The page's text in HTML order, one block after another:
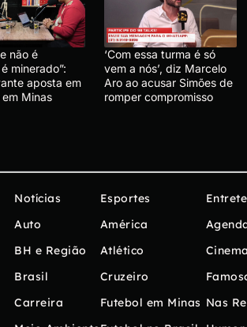
não é
minerado”:
aposta em
Minas
‘Com essa turma é só
vem a nós’, diz Marcelo
Aro ao acusar Simões de
romper compromisso
Notícias
Auto
BH e Região
Brasil
Carreira
Esportes
América
Atlético
Cruzeiro
Futebol em Minas Nas